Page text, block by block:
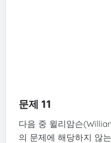
문제 11
다음 중 윌리암슨
의 문제에 해당하지 않